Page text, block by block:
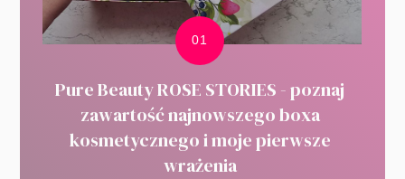
Pure Beauty ROSE STORIES - poznaj
zawartość najnowszego boxa
kosmetycznego i moje pierwsze
wrażenia